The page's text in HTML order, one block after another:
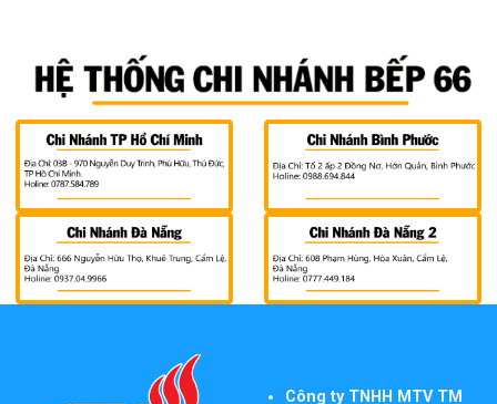
Công ty TNHH MTV TM